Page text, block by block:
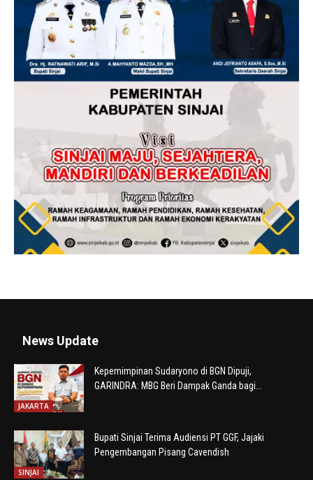
News Update
JAKARTA
Kepemimpinan Sudaryono di BGN Dipuji,
GARINDRA: MBG Beri Dampak Ganda bagi...
SINJAI
Bupati Sinjai Terima Audiensi PT GGF, Jajaki
Pengembangan Pisang Cavendish